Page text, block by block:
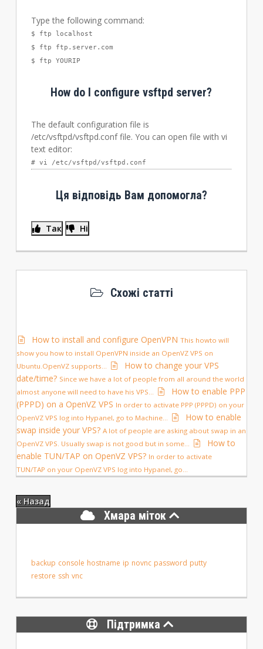
Type the following command:
$ ftp localhost
$ ftp ftp.server.com
$ ftp YOURIP
How do I configure vsftpd server?
The default configuration file is
/etc/vsftpd/vsftpd.conf file. You can open file with vi
text editor:
# vi /etc/vsftpd/vsftpd.conf
Ця відповідь Вам допомогла?
Так Ні
Схожі статті
How to install and configure OpenVPNThis howto will
show you how to install OpenVPN inside an OpenVZ VPS on
Ubuntu.OpenVZ supports...
How to change your VPS
date/time? Since we have a lot of people from all around the world
almost anyone will need to have his VPS...
How to enable PPP
(PPPD) on a OpenVZ VPS In order to activate PPP (PPPD) on your
OpenVZ VPS log into Hypanel, go to Machine...
How to enable
swap inside your VPS? A lot of people are asking about swap in an
OpenVZ VPS. Usually swap is not good but in some...
How to
enable TUN/TAP on OpenVZ VPS? In order to activate
TUN/TAP on your OpenVZ VPS log into Hypanel, go...
« Назад
Хмара міток
backup console hostname ip novnc password putty
restore ssh vnc
Підтримка